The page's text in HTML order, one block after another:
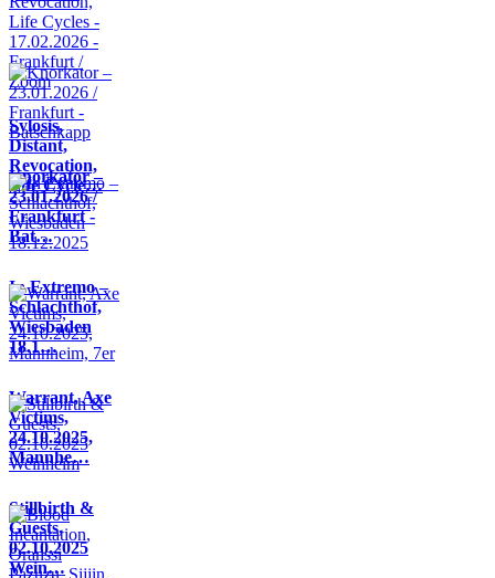
Sylosis,
Distant,
Revocation,
Life Cycle…
Knorkator –
23.01.2026 /
Frankfurt -
Bat…
In Extremo –
Schlachthof,
Wiesbaden
18.1…
Warrant, Axe
Victims,
24.10.2025,
Mannhe…
Stillbirth &
Guests,
02.10.2025
Wein…